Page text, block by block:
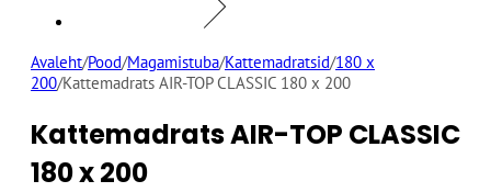
Avaleht/Pood/Magamistuba/Kattemadratsid/180 x
200/Kattemadrats AIR-TOP CLASSIC 180 x 200
Kattemadrats AIR-TOP CLASSIC
180 x 200